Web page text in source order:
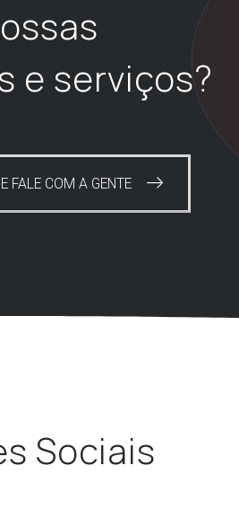
e serviços?
FALE COM A GENTE
Sociais